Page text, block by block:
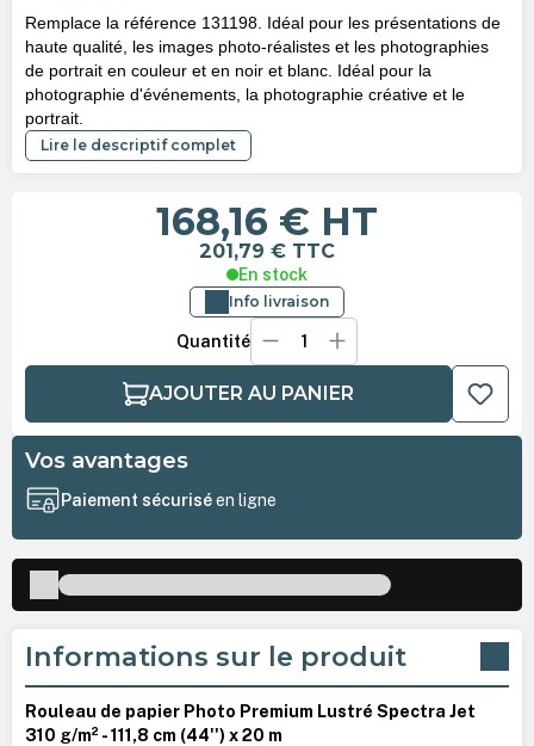
Remplace la référence 131198. Idéal pour les présentations de
haute qualité, les images photo-réalistes et les photographies
de portrait en couleur et en noir et blanc. Idéal pour la
photographie d'événements, la photographie créative et le
portrait.
Lire le descriptif complet
168,16 € HT
201,79 € TTC
En stock
Info livraison
Quantité
AJOUTER AU PANIER
Vos avantages
Paiement sécuriséen ligne
Informations sur le produit
Rouleau de papier Photo Premium Lustré Spectra Jet
310 g/m² - 111,8 cm (44'') x 20 m